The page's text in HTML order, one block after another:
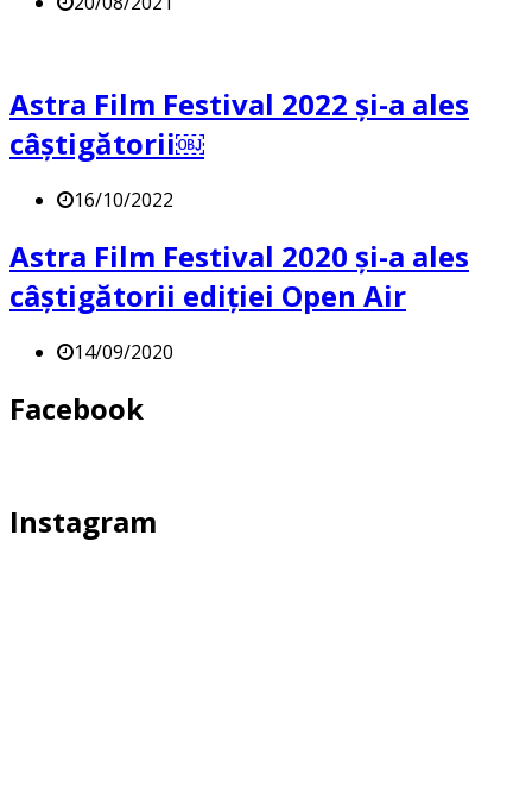
Astra Film Festival 2022 și-a ales
câștigătorii￼
16/10/2022
Astra Film Festival 2020 și-a ales
câștigătorii ediției Open Air
14/09/2020
Facebook
Instagram